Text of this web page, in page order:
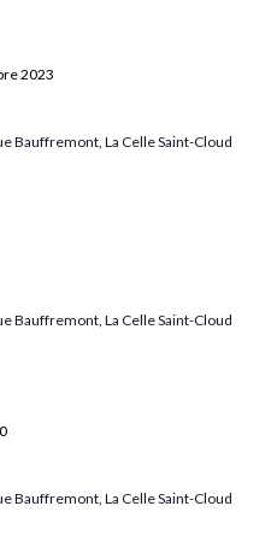
2023
Bauffremont, La Celle Saint-Cloud
Bauffremont, La Celle Saint-Cloud
Bauffremont, La Celle Saint-Cloud